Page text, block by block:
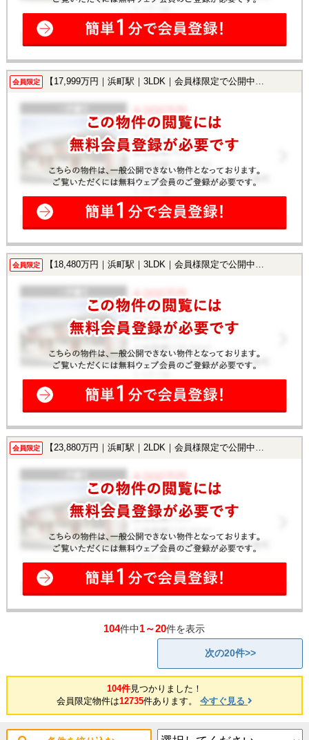
会員限定 【17,999万円｜浜町駅｜3LDK｜会員様限定で公開中！】
会員限定 【18,480万円｜浜町駅｜3LDK｜会員様限定で公開中！】
会員限定 【23,880万円｜浜町駅｜2LDK｜会員様限定で公開中！】
104件中1～20件を表示
次の20件>>
104件見つかりました！
会員限定物件は12735件あります。 今すぐ見る